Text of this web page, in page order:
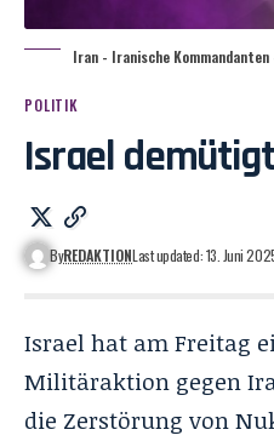
Iran - Iranische
POLITIK
Israel
ByREDAKTIONLast updated: 13. Juni
Israel hat am Freitag
Militäraktion gegen
die Zerstörung von